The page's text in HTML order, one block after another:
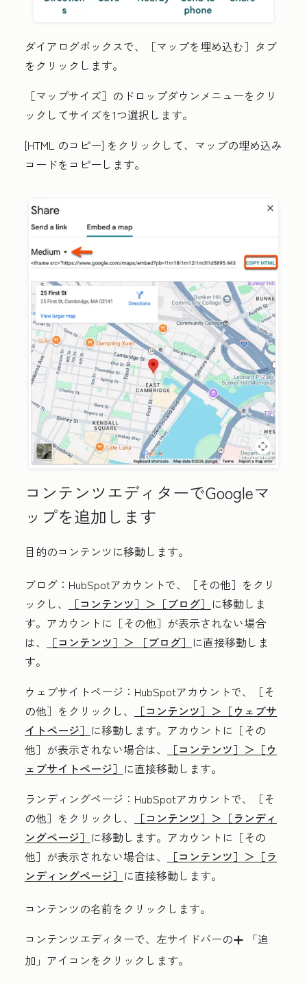
ダイアログボックスで、［マップを埋め込む］ タブ
をクリックします。
［マップサイズ］ のドロップダウンメニューをクリ
ックしてサイズを1つ選択します。
[HTML のコピー] をクリックして、マップの埋め込み
コードをコピーします。
コンテンツエディターでGoogleマ
ップを追加します
目的のコンテンツに移動します。
ブログ ：HubSpotアカウントで、
［その他］をクリ
ックし、
［コンテンツ］＞ ［ブログ］ に移動しま
す。アカウントに ［その他］が表示されない場合
は、
［コンテンツ］＞ ［ブログ］ に直接移動しま
す。
ウェブサイトページ ：HubSpotアカウントで、
［そ
の他］をクリックし、
［コンテンツ］＞ ［ウェブサ
イトページ］ に移動します。アカウントに ［その
他］が表示されない場合は、
［コンテンツ］＞ ［ウ
ェブサイトページ］ に直接移動します。
ランディングページ ：HubSpotアカウントで、
［そ
の他］をクリックし、
［コンテンツ］＞ ［ランディ
ングページ］ に移動します。アカウントに ［その
他］が表示されない場合は、
［コンテンツ］＞ ［ラ
ンディングページ］ に直接移動します。
コンテンツの名前をクリックします。
コンテンツエディターで、左サイドバーのadd
「追
加」 アイコンをクリックします。